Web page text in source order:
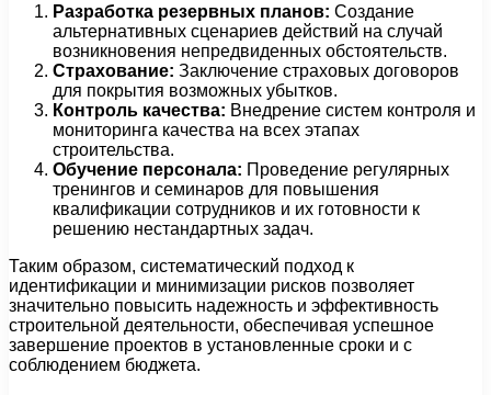
Разработка резервных планов: Создание
альтернативных сценариев действий на случай
возникновения непредвиденных обстоятельств.
Страхование: Заключение страховых договоров
для покрытия возможных убытков.
Контроль качества: Внедрение систем контроля и
мониторинга качества на всех этапах
строительства.
Обучение персонала: Проведение регулярных
тренингов и семинаров для повышения
квалификации сотрудников и их готовности к
решению нестандартных задач.
Таким образом, систематический подход к
идентификации и минимизации рисков позволяет
значительно повысить надежность и эффективность
строительной деятельности, обеспечивая успешное
завершение проектов в установленные сроки и с
соблюдением бюджета.